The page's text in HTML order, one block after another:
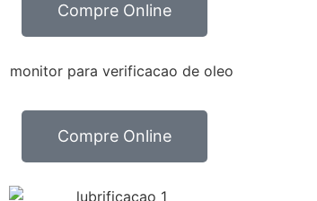
Compre Online
Compre Online